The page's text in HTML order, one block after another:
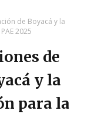
de Boyacá y la
2025
de
y la
para la